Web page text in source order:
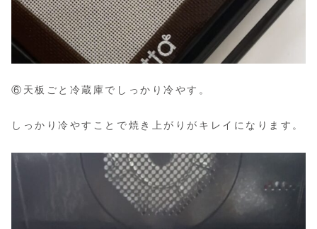
⑥天板ごと冷蔵庫でしっかり冷やす。
しっかり冷やすことで焼き上がりがキレイになります。